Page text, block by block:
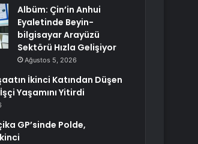
Albüm: Çin’in Anhui
Eyaletinde Beyin-
bilgisayar Arayüzü
Sektörü Hızla Gelişiyor
Ağustos 5, 2026
İkinci Katından Düşen
Yaşamını Yitirdi
GP’sinde Polde,